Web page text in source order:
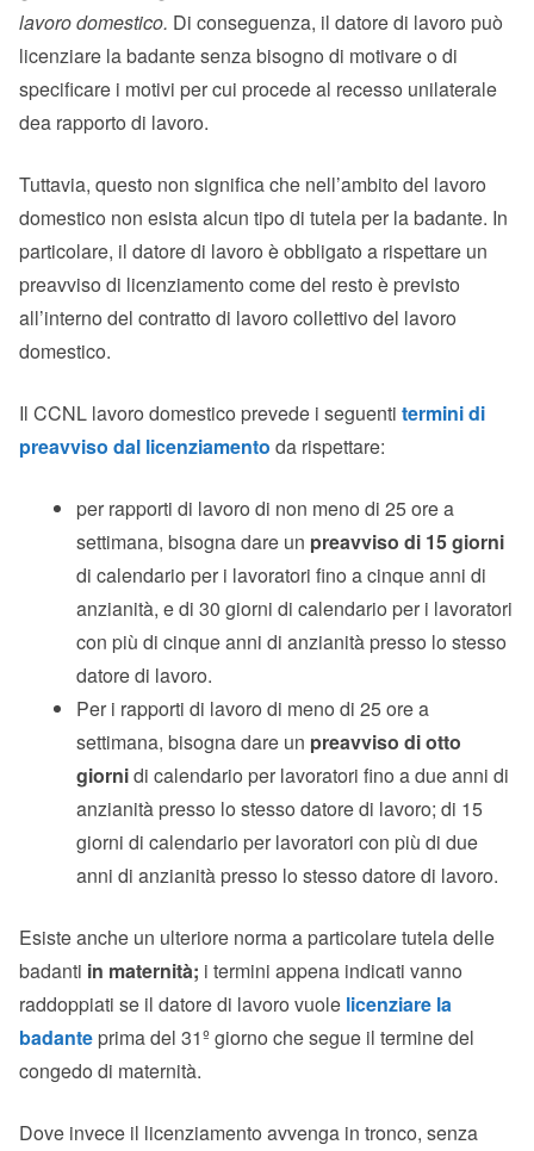
lavoro domestico. Di conseguenza, il datore di lavoro può
licenziare la badante senza bisogno di motivare o di
specificare i motivi per cui procede al recesso unilaterale
dea rapporto di lavoro.
Tuttavia, questo non significa che nell’ambito del lavoro
domestico non esista alcun tipo di tutela per la badante. In
particolare, il datore di lavoro è obbligato a rispettare un
preavviso di licenziamento come del resto è previsto
all’interno del contratto di lavoro collettivo del lavoro
domestico.
Il CCNL lavoro domestico prevede i seguenti termini di
preavviso dal licenziamento da rispettare:
per rapporti di lavoro di non meno di 25 ore a
settimana, bisogna dare un preavviso di 15 giorni
di calendario per i lavoratori fino a cinque anni di
anzianità, e di 30 giorni di calendario per i lavoratori
con più di cinque anni di anzianità presso lo stesso
datore di lavoro.
Per i rapporti di lavoro di meno di 25 ore a
settimana, bisogna dare un preavviso di otto
giornidi calendario per lavoratori fino a due anni di
anzianità presso lo stesso datore di lavoro; di 15
giorni di calendario per lavoratori con più di due
anni di anzianità presso lo stesso datore di lavoro.
Esiste anche un ulteriore norma a particolare tutela delle
badanti in maternità; i termini appena indicati vanno
raddoppiati se il datore di lavoro vuole licenziare la
badante prima del 31º giorno che segue il termine del
congedo di maternità.
Dove invece il licenziamento avvenga in tronco, senza